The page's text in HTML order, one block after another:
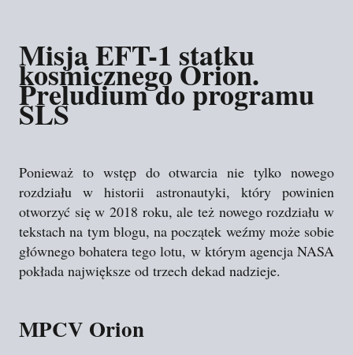
Misja EFT-1 statku
kosmicznego Orion.
Preludium do programu
SLS
Ponieważ to wstęp do otwarcia nie tylko nowego
rozdziału w historii astronautyki, który powinien
otworzyć się w 2018 roku, ale też nowego rozdziału w
tekstach na tym blogu, na początek weźmy może sobie
głównego bohatera tego lotu, w którym agencja NASA
pokłada największe od trzech dekad nadzieje.
MPCV Orion